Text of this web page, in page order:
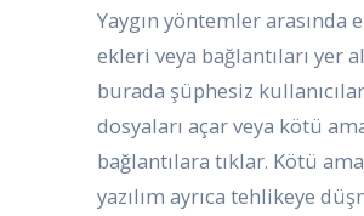
Yaygın yöntemler arasında
ekleri veya bağlantıları yer
burada şüphesiz
dosyaları açar veya kötü
bağlantılara tıklar. Kötü
yazılım ayrıca tehlikeye